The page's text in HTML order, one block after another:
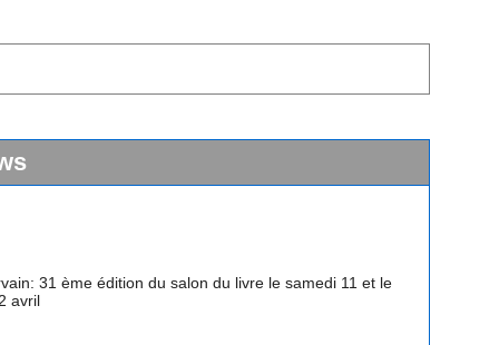
avril